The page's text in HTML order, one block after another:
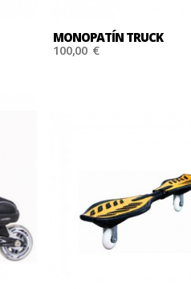
MONOPATÍN TRUCK
100,00 €